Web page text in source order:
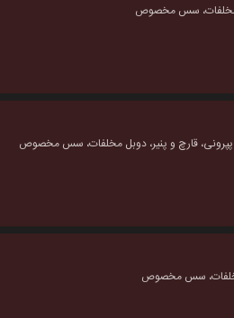
مخلفات، سس مخصوص
پپرونی، قارچ و پنیر، دوبل مخلفات، سس مخصوص
سس مخصوص